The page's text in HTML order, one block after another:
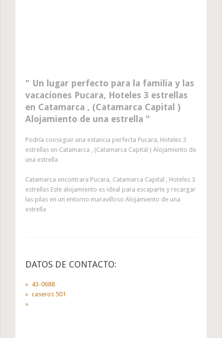
Un lugar perfecto para la familia y las
vacaciones Pucara, Hoteles 3 estrellas
en Catamarca , (Catamarca Capital )
Alojamiento de una estrella
Podría conseguir una estancia perfecta Pucara, Hoteles 3
estrellas en Catamarca , (Catamarca Capital ) Alojamiento de
una estrella
Catamarca encontrara Pucara, Catamarca Capital , Hoteles 3
estrellas Este alojamiento es ideal para escaparte y recargar
las pilas en un entorno maravilloso Alojamiento de una
estrella
DATOS DE CONTACTO:
43-0688
caseros 501